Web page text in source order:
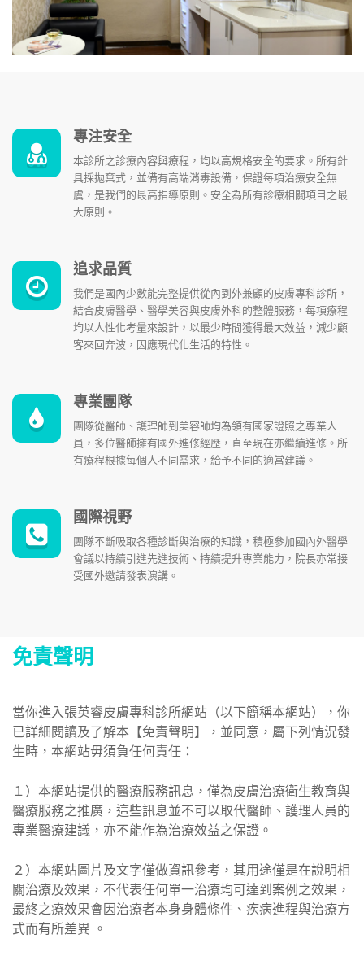
專注安全
本診所之診療內容與療程，均以高規格安全的要求。所有針
具採拋棄式，並備有高端消毒設備，保證每項治療安全無
虞，是我們的最高指導原則。安全為所有診療相關項目之最
大原則。
追求品質
我們是國內少數能完整提供從內到外兼顧的皮膚專科診所，
結合皮膚醫學、醫學美容與皮膚外科的整體服務，每項療程
均以人性化考量來設計，以最少時間獲得最大效益，減少顧
客來回奔波，因應現代化生活的特性。
專業團隊
團隊從醫師、護理師到美容師均為領有國家證照之專業人
員，多位醫師擁有國外進修經歷，直至現在亦繼續進修。所
有療程根據每個人不同需求，給予不同的適當建議。
國際視野
團隊不斷吸取各種診斷與治療的知識，積極參加國內外醫學
會議以持續引進先進技術、持續提升專業能力，院長亦常接
受國外邀請發表演講。
免責聲明
當你進入張英睿皮膚專科診所網站（以下簡稱本網站），你
已詳細閱讀及了解本【免責聲明】，並同意，屬下列情況發
生時，本網站毋須負任何責任：
１）本網站提供的醫療服務訊息，僅為皮膚治療衛生教育與
醫療服務之推廣，這些訊息並不可以取代醫師、護理人員的
專業醫療建議，亦不能作為治療效益之保證。
２）本網站圖片及文字僅做資訊參考，其用途僅是在說明相
關治療及效果，不代表任何單一治療均可達到案例之效果，
最終之療效果會因治療者本身身體條件、疾病進程與治療方
式而有所差異 。